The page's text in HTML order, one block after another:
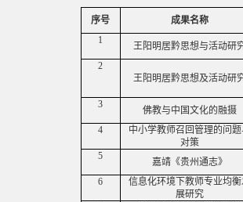
序号
成果名称
1
王阳明居黔思想与活动研
2
王阳明居黔思想及活动研
3
佛教与中国文化的融摄
4
中小学教师召回管理的问题
对策
5
嘉靖《贵州通志》
6
信息化环境下教师专业均衡
展研究